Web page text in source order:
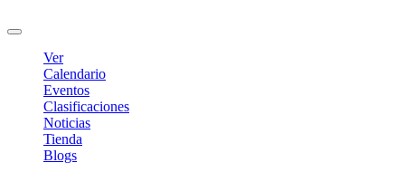
Ver
Calendario
Eventos
Clasificaciones
Noticias
Tienda
Blogs